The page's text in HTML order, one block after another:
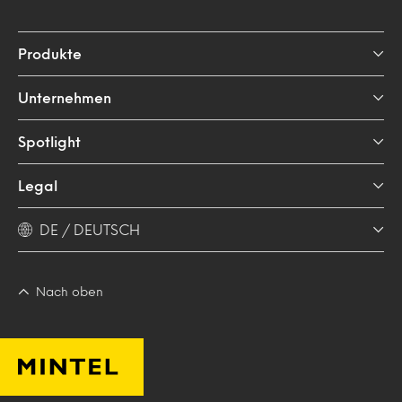
Produkte
Unternehmen
Spotlight
Legal
DE / DEUTSCH
Nach oben